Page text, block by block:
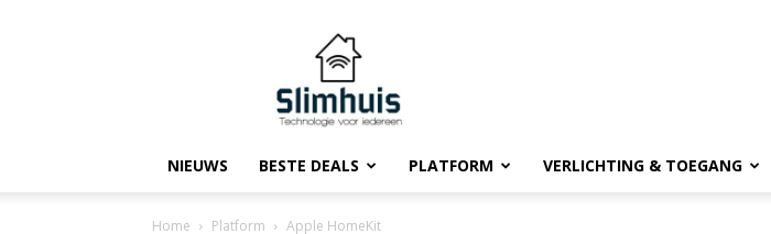
Slimhuis.tech
NIEUWS BESTE DEALS PLATFORM VERLICHTING & TOEGANG
Home Platform Apple HomeKit